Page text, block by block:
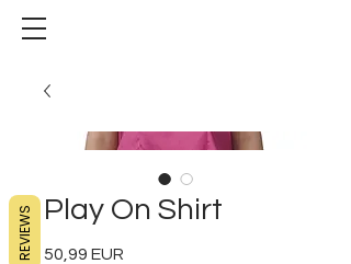
Play On Shirt
50,99 EUR
REVIEWS